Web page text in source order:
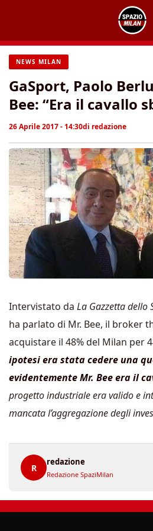
contenuto
NEWS MILAN
GaSport, Paolo
Bee: “Era il cavallo
26 Aprile 2017 - 14:30di redazione
Intervistato da La Gazzetta dello
ha parlato di Mr. Bee, il broker
acquistare il 48% del Milan per
ipotesi era stata cedere una
evidentemente Mr. Bee era il
progetto industriale era valido e
mancata l’aggregazione degli
R
redazione
Redazione SpaziMilan